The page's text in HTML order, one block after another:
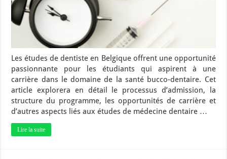
Les études de dentiste en Belgique offrent une opportunité
passionnante pour les étudiants qui aspirent à une
carrière dans le domaine de la santé bucco-dentaire. Cet
article explorera en détail le processus d’admission, la
structure du programme, les opportunités de carrière et
d’autres aspects liés aux études de médecine dentaire …
Lire la suite